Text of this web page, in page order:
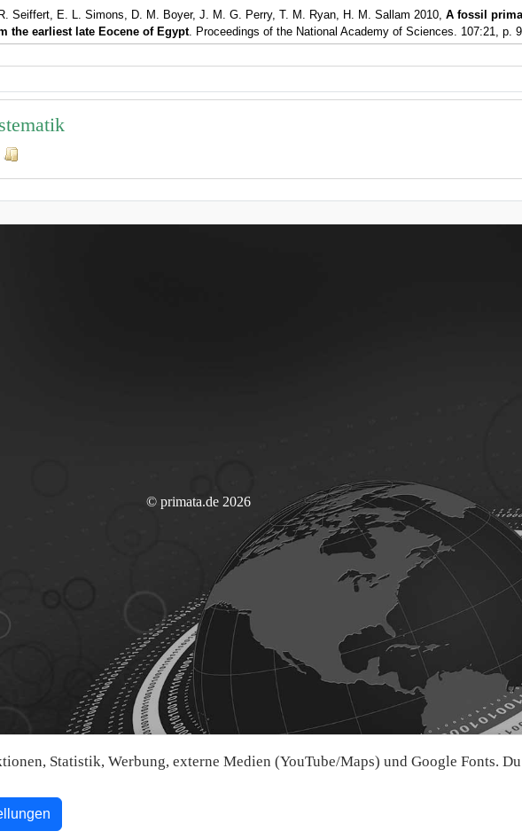
Statistik, Werbung, externe Medien (YouTube/Maps) und Google Fonts.
Seiffert, E. L. Simons, D. M. Boyer, J. M. G. Perry, T. M. Ryan, H. M. Sallam 2010, A fossil
the earliest late Eocene of Egypt. Proceedings of the National Academy of Sciences. 107:21, p.
© primata.de 2026